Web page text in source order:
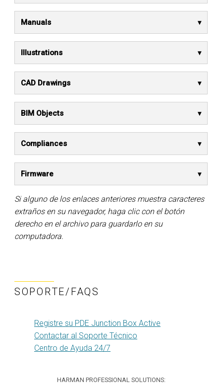
Manuals
Illustrations
CAD Drawings
BIM Objects
Compliances
Firmware
Si alguno de los enlaces anteriores muestra caracteres
extraños en su navegador, haga clic con el botón
derecho en el archivo para guardarlo en su
computadora.
SOPORTE/FAQS
Registre su PDE Junction Box Active
Contactar al Soporte Técnico
Centro de Ayuda 24/7
HARMAN PROFESSIONAL SOLUTIONS: